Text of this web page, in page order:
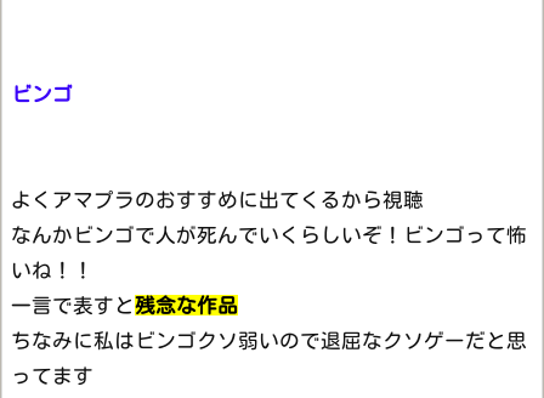
ビンゴ
よくアマプラのおすすめに出てくるから視聴
なんかビンゴで人が死んでいくらしいぞ！ビンゴって怖
いね！！
一言で表すと残念な作品
ちなみに私はビンゴクソ弱いので退屈なクソゲーだと思
ってます